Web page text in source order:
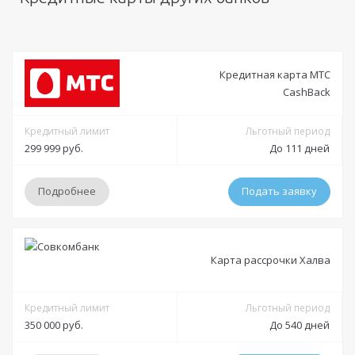
Кредитная карта МТС
CashBack
Кредитный лимит
299 999 руб.
Льготный период
До 111 дней
Подробнее Подать заявку
Условия
Получение:
в отделении
доставка на дом курьером
Карта рассрочки Халва
Кредитный лимит
350 000 руб.
Льготный период
До 540 дней